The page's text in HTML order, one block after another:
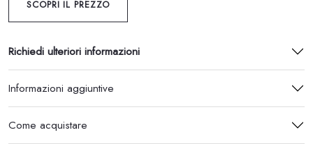
SCOPRI IL PREZZO
Richiedi ulteriori informazioni
Informazioni aggiuntive
Come acquistare